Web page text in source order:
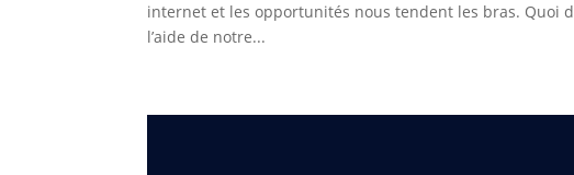
internet et les opportunités nous tendent les bras. Quoi
l’aide de notre...